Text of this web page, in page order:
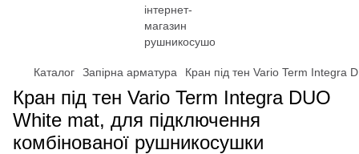
Каталог Запірна арматура Кран під тен Vario Term Integra
Кран під тен Vario Term Integra DUO
White mat, для пiдключення
комбiнованої рушникосушки